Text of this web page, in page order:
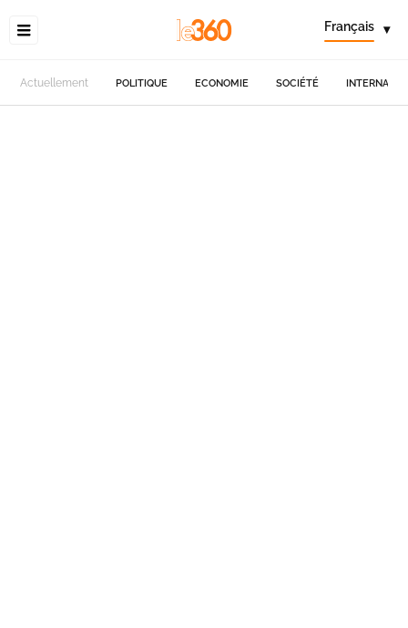
Français ▾
Actuellement POLITIQUE ECONOMIE SOCIÉTÉ